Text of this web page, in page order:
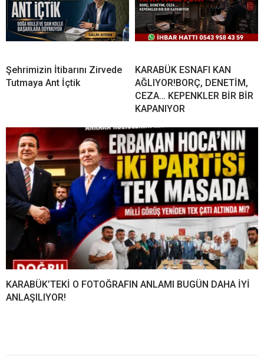
Şehrimizin İtibarını Zirvede
Tutmaya Ant İçtik
KARABÜK ESNAFI KAN
AĞLIYOR!BORÇ, DENETİM,
CEZA… KEPENKLER BİR BİR
KAPANIYOR
KARABÜK’TEKİ O FOTOĞRAFIN ANLAMI BUGÜN DAHA İYİ
ANLAŞILIYOR!